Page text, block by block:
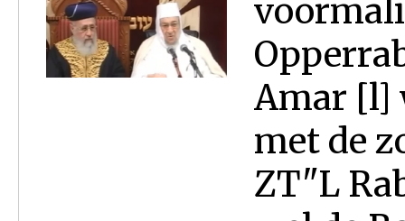
Amar [l]
met de
ZT"L